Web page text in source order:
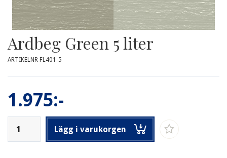
Ardbeg Green 5 liter
ARTIKELNR FL401-5
1.975:-
Lägg i varukorgen